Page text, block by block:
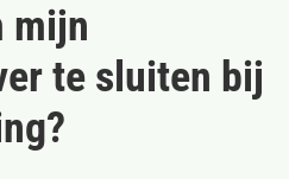
mijn
te sluiten bij